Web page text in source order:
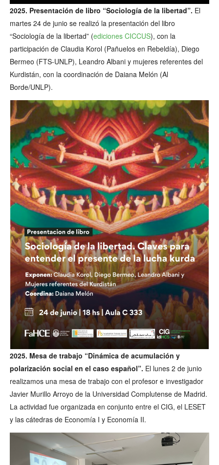
2025. Presentación de libro “Sociología de la libertad”. El
martes 24 de junio se realizó la presentación del libro
“Sociología de la libertad” (ediciones CICCUS), con la
participación de Claudia Korol (Pañuelos en Rebeldía), Diego
Bermeo (FTS-UNLP), Leandro Albani y mujeres referentes del
Kurdistán, con la coordinación de Daiana Melón (Al
Borde/UNLP).
2025. Mesa de trabajo “Dinámica de acumulación y
polarización social en el caso español”. El lunes 2 de junio
realizamos una mesa de trabajo con el profesor e investigador
Javier Murillo Arroyo de la Universidad Complutense de Madrid.
La actividad fue organizada en conjunto entre el CIG, el LESET
y las cátedras de Economía I y Economía II.